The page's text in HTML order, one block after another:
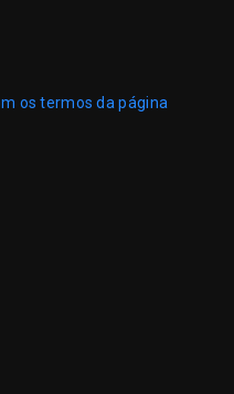
os termos da página